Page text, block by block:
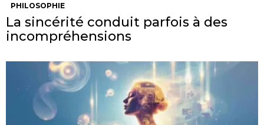
PHILOSOPHIE
La sincérité conduit parfois à des
incompréhensions